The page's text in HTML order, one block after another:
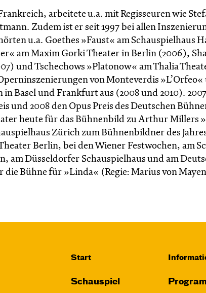
arbeitete u.a. mit Regisseuren wie
Zudem ist er seit 1997 bei allen
u.a. Goethes »Faust« am Schauspielhaus
am Maxim Gorki Theater in Berlin (2006),
und Tschechows »Platonow« am Thalia
von Monteverdis »L’Orfeo«
in Basel und Frankfurt aus (2008 und 2010).
und 2008 den Opus Preis des Deutschen
heute für das Bühnenbild zu Arthur Millers
Zürich zum Bühnenbildner des
Berlin, bei den Wiener Festwochen, am
am Düsseldorfer Schauspielhaus und am
die Bühne für »Linda« (Regie: Marius von
Start
Schauspiel